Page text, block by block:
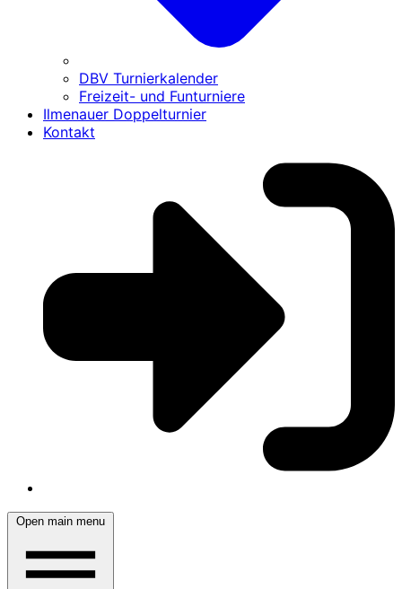
DBV Turnierkalender
Freizeit- und Funturniere
Ilmenauer Doppelturnier
Kontakt
Open main menu